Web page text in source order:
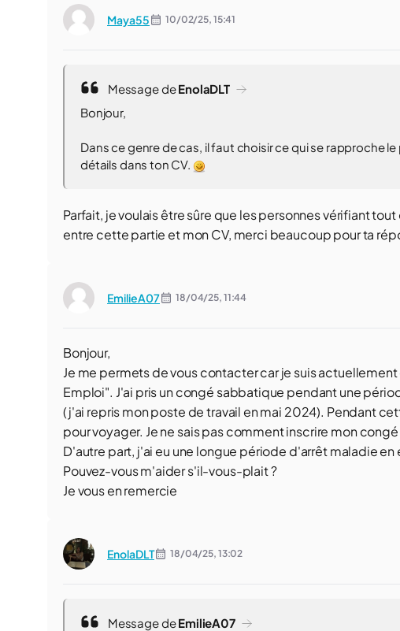
Maya55 10/02/25, 15:41
Message deEnolaDLT
Bonjour,
Dans ce genre de cas, il faut choisir ce qui se rapproche
détails dans ton CV.
Parfait, je voulais être sûre que les personnes vérifiant
entre cette partie et mon CV, merci beaucoup pour ta
EmilieA07 18/04/25, 11:44
Bonjour,
Je me permets de vous contacter car je suis
Emploi". J'ai pris un congé sabbatique pendant une
(j'ai repris mon poste de travail en mai 2024). Pendant
pour voyager. Je ne sais pas comment inscrire mon
D'autre part, j'ai eu une longue période d'arrêt maladie
Pouvez-vous m'aider s'il-vous-plait ?
Je vous en remercie
EnolaDLT 18/04/25, 13:02
Message deEmilieA07